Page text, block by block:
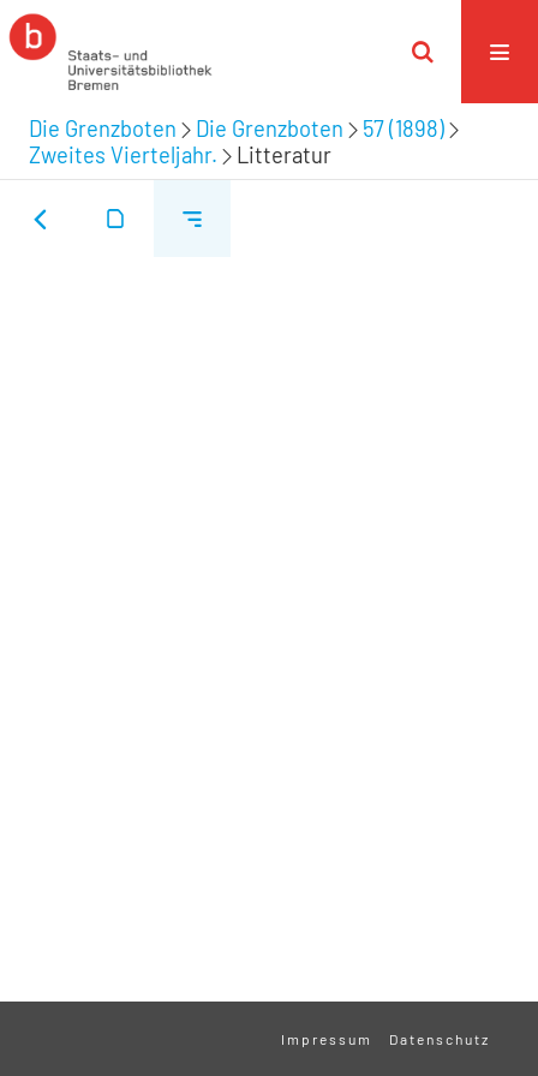
Die Grenzboten Die Grenzboten
57 (1898)
Zweites Vierteljahr.
Litteratur
Impressum Datenschutz